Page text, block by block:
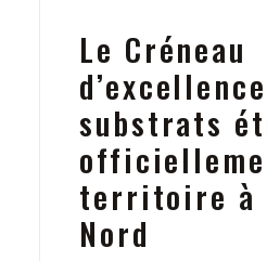
Le Créneau
substrats
territoire à
Nord